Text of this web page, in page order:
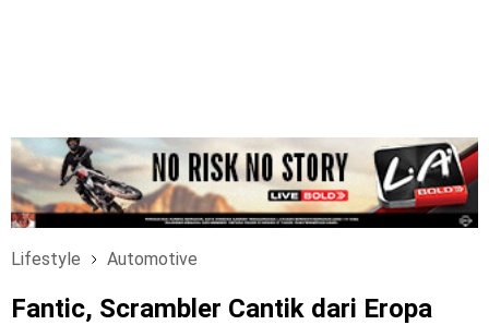
Lifestyle Automotive
Fantic, Scrambler Cantik dari Eropa